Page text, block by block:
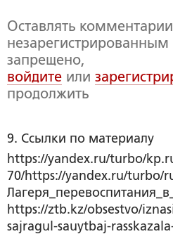
Оставлять комментарии
незарегистрированным
запрещено,
войдите или
продолжить
9. Ссылки по материалу
https://yandex.ru/turbo/
70/https://yandex.ru/turbo/
https://ztb.kz/obsestvo/
sajragul-sauytbaj-